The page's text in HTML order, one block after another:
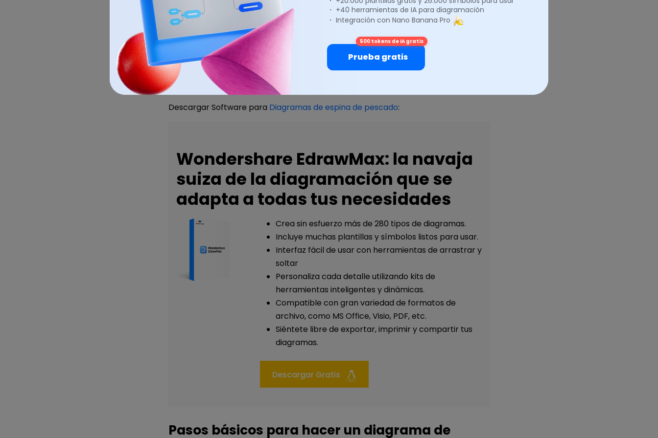
Descargar Software para Diagramas de espina de pescado:
Wondershare EdrawMax: la navaja
suiza de la diagramación que se
adapta a todas tus necesidades
Crea sin esfuerzo más de 280 tipos de diagramas.
Incluye muchas plantillas y símbolos listos para usar.
Interfaz fácil de usar con herramientas de arrastrar y
soltar
Personaliza cada detalle utilizando kits de
herramientas inteligentes y dinámicas.
Compatible con gran variedad de formatos de
archivo, como MS Office, Visio, PDF, etc.
Siéntete libre de exportar, imprimir y compartir tus
diagramas.
Descargar Gratis
Pasos básicos para hacer un diagrama de
・ +40 herramientas de IA para diagramación
・ Integración con Nano Banana Pro
500 tokens de IA gratis
Prueba gratis